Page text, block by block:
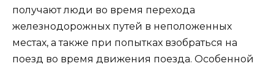
получают люди во время перехода
железнодорожных путей в неположенных
местах, а также при попытках взобраться на
поезд во время движения поезда. Особенной